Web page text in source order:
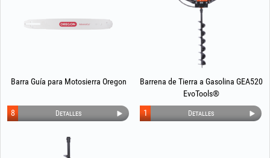
Barra Guía para Motosierra Oregon
Detalles
8
Barrena de Tierra a Gasolina GEA520
EvoTools®
Detalles
1